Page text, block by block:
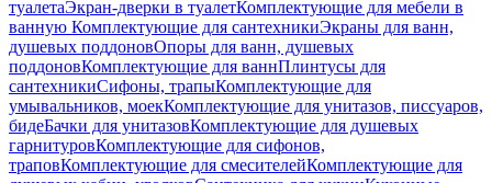
туалетаЭкран-дверки в туалетКомплектующие для мебели в
ванную Комплектующие для сантехникиЭкраны для ванн,
душевых поддоновОпоры для ванн, душевых
поддоновКомплектующие для ваннПлинтусы для
сантехникиСифоны, трапыКомплектующие для
умывальников, моекКомплектующие для унитазов, писсуаров,
бидеБачки для унитазовКомплектующие для душевых
гарнитуровКомплектующие для сифонов,
траповКомплектующие для смесителейКомплектующие для